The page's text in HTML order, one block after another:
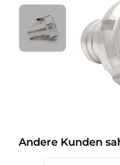
Andere Kunden